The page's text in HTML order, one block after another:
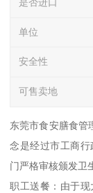
单位
安全性
可售卖地
东莞市食安膳食管
念是经过市工商
门严格审核颁发卫
职工送餐：由于